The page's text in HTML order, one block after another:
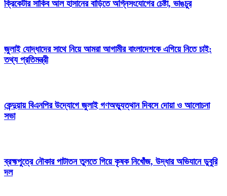
ক্রিকেটার সাকিব আল হাসানের বাড়িতে অগ্নিসংযোগের চেষ্টা, ভাঙচুর
জুলাই যোদ্ধাদের সাথে নিয়ে আমরা আগামীর বাংলাদেশকে এগিয়ে নিতে চাই:
তথ্য প্রতিমন্ত্রী
কেন্দুয়ায় বিএনপির উদ্যোগে জুলাই গণঅভ্যুত্থান দিবসে দোয়া ও আলোচনা
সভা
ব্রহ্মপুত্রে নৌকার পাটাতন তুলতে গিয়ে কৃষক নিখোঁজ, উদ্ধার অভিযানে ডুবুরি
দল